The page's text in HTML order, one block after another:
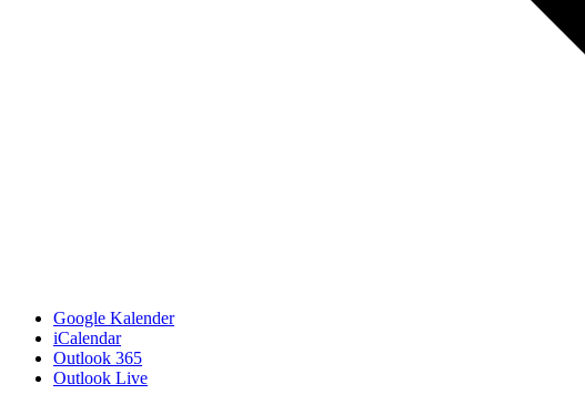
Google Kalender
iCalendar
Outlook 365
Outlook Live